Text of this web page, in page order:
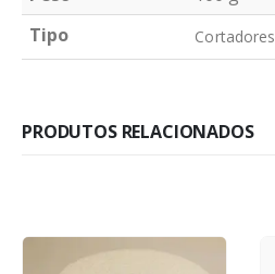
Tipo
Cortadores
PRODUTOS RELACIONADOS